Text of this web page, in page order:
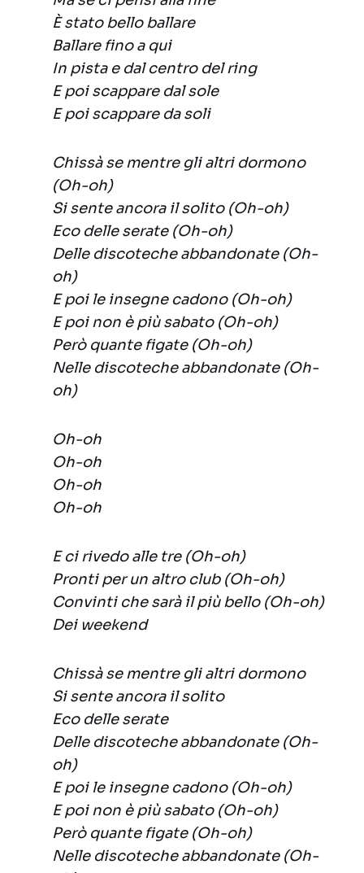
È stato bello ballare
Ballare fino a qui
In pista e dal centro del ring
E poi scappare dal sole
E poi scappare da soli
Chissà se mentre gli altri dormono
(Oh-oh)
Si sente ancora il solito (Oh-oh)
Eco delle serate (Oh-oh)
Delle discoteche abbandonate (Oh-
oh)
E poi le insegne cadono (Oh-oh)
E poi non è più sabato (Oh-oh)
Però quante figate (Oh-oh)
Nelle discoteche abbandonate (Oh-
oh)
Oh-oh
Oh-oh
Oh-oh
Oh-oh
E ci rivedo alle tre (Oh-oh)
Pronti per un altro club (Oh-oh)
Convinti che sarà il più bello (Oh-oh)
Dei weekend
Chissà se mentre gli altri dormono
Si sente ancora il solito
Eco delle serate
Delle discoteche abbandonate (Oh-
oh)
E poi le insegne cadono (Oh-oh)
E poi non è più sabato (Oh-oh)
Però quante figate (Oh-oh)
Nelle discoteche abbandonate (Oh-